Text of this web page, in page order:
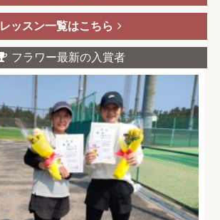
レッスン一覧はこちら
フラワー最新の入賞者